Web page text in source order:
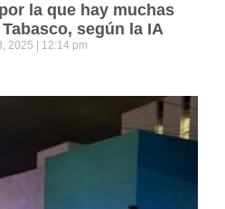
la que hay muchas
según la IA
2025 12:14 pm